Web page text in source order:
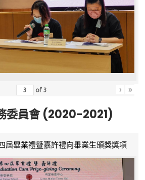
of3 › »
委員會 (2020-2021)
屆畢業禮暨嘉許禮向畢業生頒獎獎項